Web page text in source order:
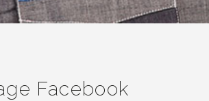
Facebook